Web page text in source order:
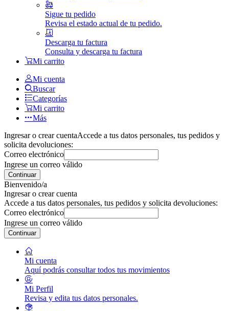
Sigue tu pedido
Revisa el estado actual de tu pedido.
Descarga tu factura
Consulta y descarga tu factura
Mi carrito
Mi cuenta
Buscar
Categorías
Mi carrito
Más
Ingresar o crear cuentaAccede a tus datos personales, tus pedidos y
solicita devoluciones:
Correo electrónico
Ingrese un correo válido
Continuar
Bienvenido/a
Ingresar o crear cuenta
Accede a tus datos personales, tus pedidos y solicita devoluciones:
Correo electrónico
Ingrese un correo válido
Continuar
Mi cuenta
Aquí podrás consultar todos tus movimientos
Mi Perfil
Revisa y edita tus datos personales.